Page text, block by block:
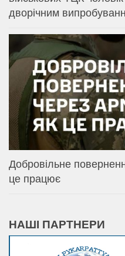
дворічним
Добровільне
це працює
НАШІ ПАРТНЕРИ